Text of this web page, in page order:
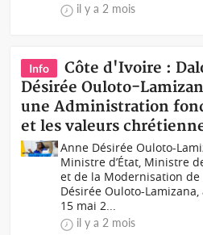
il y a 2 mois
Info
Côte d'Ivoire :
Désirée Ouloto-
une Administration
et les valeurs
Anne Désirée Ouloto-
Ministre d’État, Ministre
et de la Modernisation de
Désirée Ouloto-
15 mai 2...
il y a 2 mois